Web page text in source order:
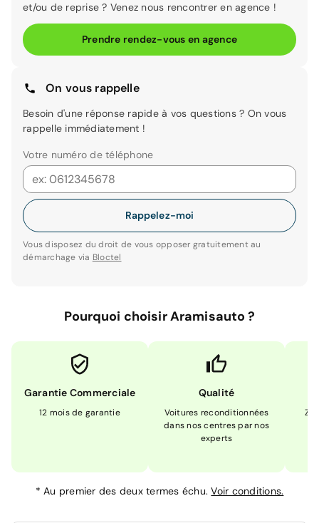
et/ou de reprise ? Venez nous rencontrer en agence !
Prendre rendez-vous en agence
On vous rappelle
Besoin d'une réponse rapide à vos questions ? On vous
rappelle immédiatement !
Votre numéro de téléphone
Rappelez-moi
Vous disposez du droit de vous opposer gratuitement au
démarchage via Bloctel
Pourquoi choisir Aramisauto ?
Garantie Commerciale
12 mois de garantie
Qualité
Voitures reconditionnées
dans nos centres par nos
experts
*Au premier des deux termes échu.Voir conditions.